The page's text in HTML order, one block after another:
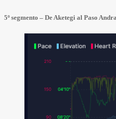
5º segmento – De Aketegi al Paso